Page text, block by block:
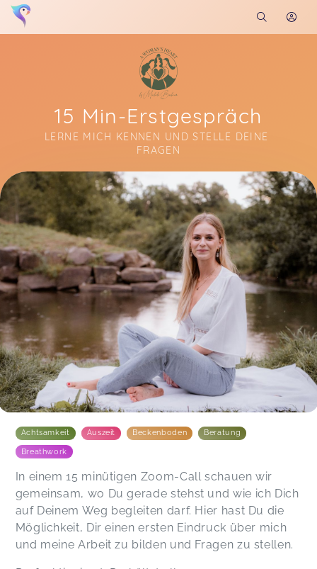
15 Min-Erstgespräch
LERNE MICH KENNEN UND STELLE DEINE
FRAGEN
Soon you will learn more about me here...
Achtsamkeit Auszeit Beckenboden Beratung
Breathwork
In einem 15 minütigen Zoom-Call schauen wir
gemeinsam, wo Du gerade stehst und wie ich Dich
auf Deinem Weg begleiten darf. Hier hast Du die
Möglichkeit, Dir einen ersten Eindruck über mich
und meine Arbeit zu bilden und Fragen zu stellen.